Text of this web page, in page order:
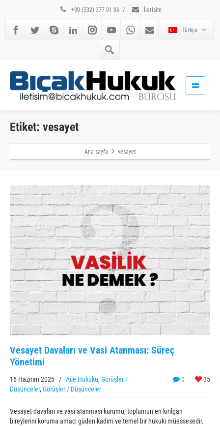
+90 (532) 377 01 06 / İletişim
Türkçe
Etiket: vesayet
Ana sayfa vesayet
Vesayet Davaları ve Vasi Atanması: Süreç
Yönetimi
0 35
16 Haziran 2025 / Aile Hukuku, Görüşler /
Düşünceler, Görüşler / Düşünceler
Vesayet davaları ve vasi atanması kurumu, toplumun en kırılgan
bireylerini koruma amacı güden kadim ve temel bir hukuki müessesedir.